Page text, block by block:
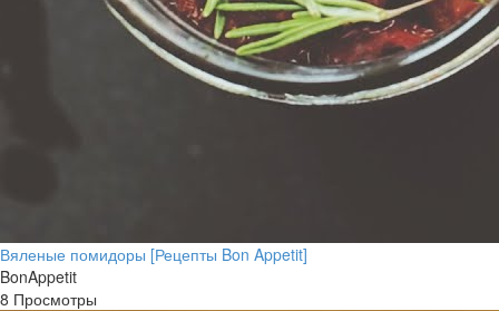
Вяленые помидоры [Рецепты Bon Appetit]
BonAppetit
8 Просмотры